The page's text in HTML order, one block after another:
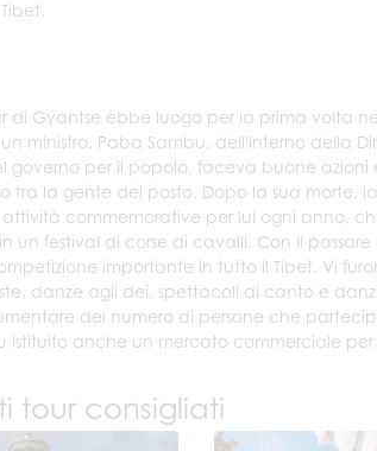
di Gyantse ebbe luogo per la prima volta
ministro, Paba Sambu, dell'Interno della
governo per il popolo, faceva buone azioni
tra la gente del posto. Dopo la sua morte,
commemorative per lui ogni anno,
un festival di corse di cavalli. Con il
importante in tutto il Tibet. Vi
danze agli dei, spettacoli di canto e
del numero di persone che
istituito anche un mercato commerciale per
tour consigliati